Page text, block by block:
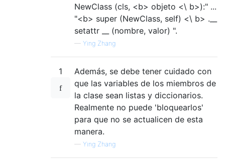
NewClass (cls, <b> objeto <\ b>):" ...
"<b> super (NewClass, self) <\ b> .__
setattr __ (nombre, valor) ".
— Ying Zhang
1
Además, se debe tener cuidado con
que las variables de los miembros de
la clase sean listas y diccionarios.
Realmente no puede 'bloquearlos'
para que no se actualicen de esta
manera.
— Ying Zhang